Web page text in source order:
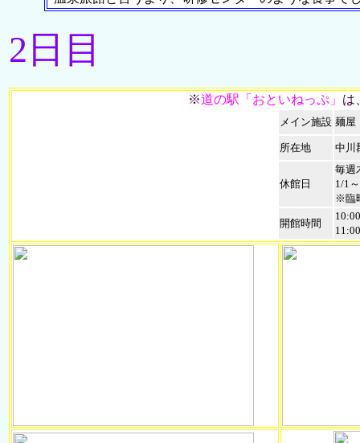
2日目
※道の駅「おといねっぷ」 は
メイン施設 麺屋
所在地 中川
休館日
毎週
1/1
※臨
開館時間